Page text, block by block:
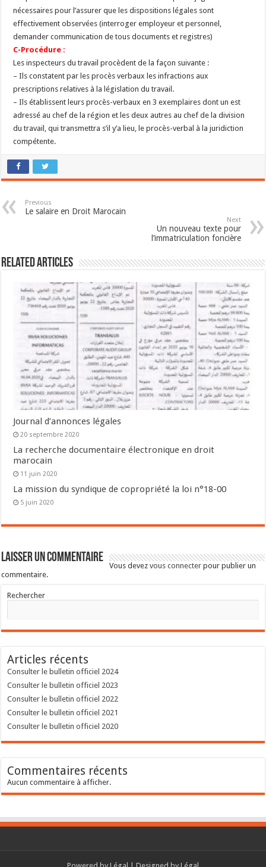
nécessaires pour l’assurer que les dispositions légales sont
effectivement observées (interroger employeur et personnel,
demander communication de tous documents et registres)
C-Procédure :
Les inspecteurs du travail procèdent de la façon suivante :
– Ils constatent par les procès verbaux les infractions aux
prescriptions relatives à la législation du travail.
– Ils établissent leurs procès-verbaux en 3 exemplaires dont un est
adressé au chef de la région et les deux autres au chef de la division
du travail, qui transmettra s’il y’a lieu, le procès-verbal à la juridiction
compétente.
Previous
Le salaire en Droit Marocain
Next
Un nouveau texte pour
l’immatriculation foncière
Related Articles
Journal d’annonces légales
20 septembre 2020
La recherche documentaire électronique en droit
marocain
11 juin 2020
La mission du syndique de copropriété la loi n°18-00
5 juin 2020
Laisser un commentaire
Vous devezvous connecter pour publier un
commentaire.
Rechercher
Articles récents
Consulter le bulletin officiel 2024
Consulter le bulletin officiel 2023
Consulter le bulletin officiel 2022
Consulter le bulletin officiel 2021
Consulter le bulletin officiel 2020
Commentaires récents
Aucun commentaire à afficher.